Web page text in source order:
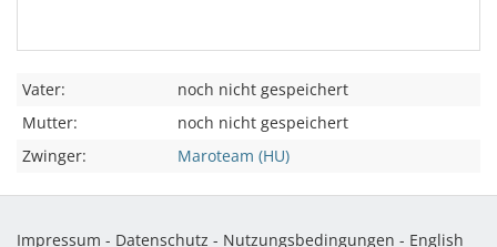
Vater:
noch nicht gespeichert
Mutter:
noch nicht gespeichert
Zwinger:
Maroteam (HU)
Impressum - Datenschutz - Nutzungsbedingungen - English